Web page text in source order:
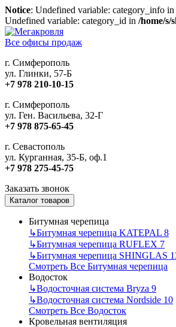
Notice: Undefined variable: category_info in
Undefined variable: category_id in /home/s/
Все офисы продаж
г. Симферополь
ул. Глинки, 57-Б
+7 978 210-10-15
г. Симферополь
ул. Ген. Васильева, 32-Г
+7 978 875-65-45
г. Севастополь
ул. Курганная, 35-Б, оф.1
+7 978 275-45-75
Заказать звонок
Каталог товаров
Битумная черепица
↳Битумная черепица KATEPAL 8
↳Битумная черепица RUFLEX 7
↳Битумная черепица SHINGLAS
Смотреть Все Битумная черепица
Водосток
↳Водосточная система Bryza 9
↳Водосточная система Nordside 10
Смотреть Все Водосток
Кровельная вентиляция